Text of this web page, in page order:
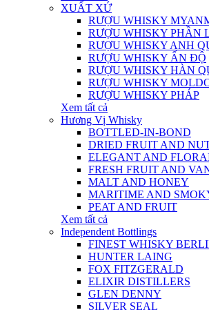
XUẤT XỨ
RƯỢU WHISKY
RƯỢU WHISKY PHẦN
RƯỢU WHISKY ANH
RƯỢU WHISKY ẤN ĐỘ
RƯỢU WHISKY HÀN
RƯỢU WHISKY
RƯỢU WHISKY PHÁP
Xem tất cả
Hương Vị Whisky
BOTTLED-IN-BOND
DRIED FRUIT AND
ELEGANT AND
FRESH FRUIT AND
MALT AND HONEY
MARITIME AND
PEAT AND FRUIT
Xem tất cả
Independent Bottlings
FINEST WHISKY
HUNTER LAING
FOX FITZGERALD
ELIXIR DISTILLERS
GLEN DENNY
SILVER SEAL